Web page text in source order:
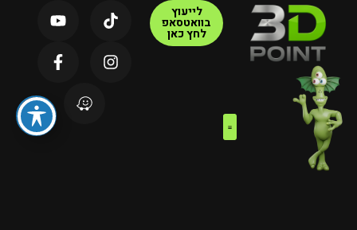
לייעוץ
בוואטסאפ
לחץ כאן